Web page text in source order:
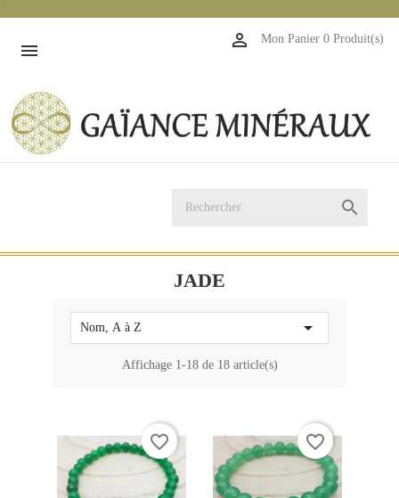

Mon Panier 0 Produit(s)


JADE
Nom, A à Z 
Affichage 1-18 de 18 article(s)
favorite_border favorite_border